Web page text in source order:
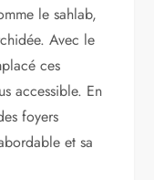
le sahlab,
Avec le
ces
accessible. En
foyers
et sa